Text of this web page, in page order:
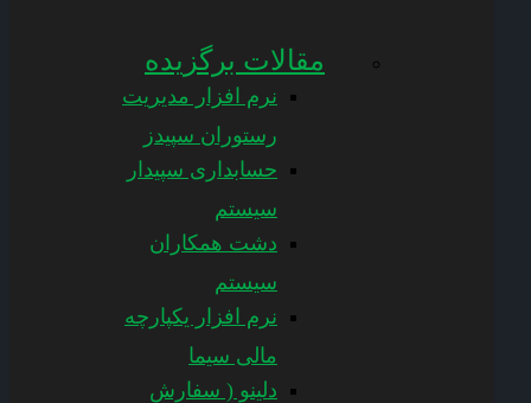
مقالات برگزیده
نرم افزار مدیریت
رستوران سپیدز
حسابداری سپیدار
سیستم
دشت همکاران
سیستم
نرم افزار یکپارچه
مالی سیما
دلینو ( سفارش